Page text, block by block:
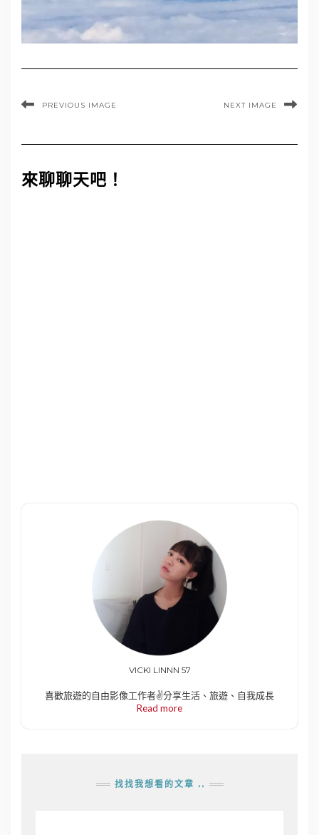
PREVIOUS IMAGE NEXT IMAGE
來聊聊天吧！
VICKI LINNN 57
喜歡旅遊的自由影像工作者✌️分享生活、旅遊、自我成長
Read more
找找我想看的文章 ..